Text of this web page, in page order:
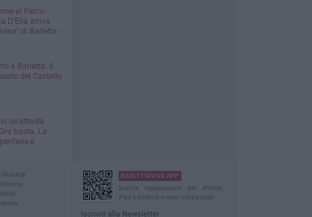
al Parco
D'Elia arriva
di Barletta
a Barletta: il
del Castello
un'attività
basta. La
è
informa
BARLETTAVIVA APP
Scarica l'applicazione per iPhone,
iPad e Android e ricevi notizie push
Iscriviti alla Newsletter